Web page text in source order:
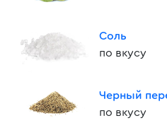
Соль
по вкусу
Черный
по вкусу